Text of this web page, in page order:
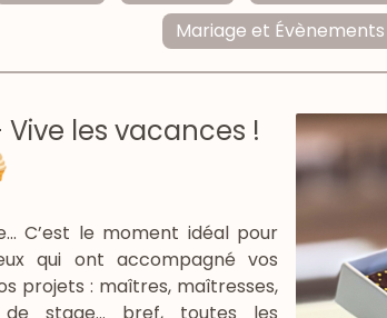
Mariage et Évènements
les vacances !
C’est le moment idéal pour
qui ont accompagné vos
projets : maîtres, maîtresses,